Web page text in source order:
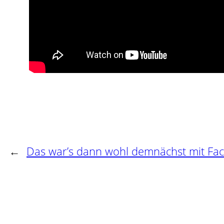
← Das war’s dann wohl demnächst mit